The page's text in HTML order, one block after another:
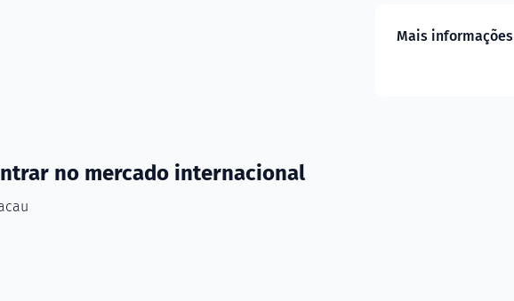
no mercado internacional
Mais informações